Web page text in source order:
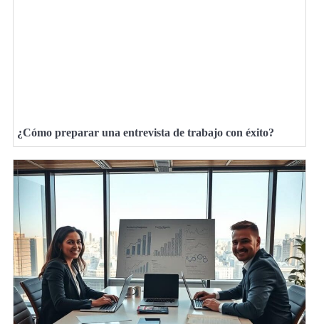
¿Cómo preparar una entrevista de trabajo con éxito?